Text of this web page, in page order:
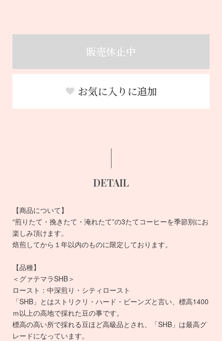
販売休止中
お気に入りに追加
DETAIL
【商品について】
“煎りたて・挽きたて・淹れたて”の3たてコーヒーを季節別にお
楽しみ頂けます。
焙煎してから１年以内のものに限定しております。
【品種】
＜グァテマラSHB＞
ロースト：中深煎り・シティロースト
「SHB」とはストリクリ・ハード・ビーンズと言い、標高1400
ｍ以上の高地で採れた豆の事です。
標高の高い所で採れる豆ほど高級品とされ、「SHB」は最高グ
レードになっています。